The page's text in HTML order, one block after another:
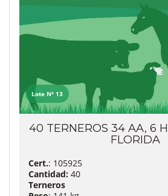
Lote Nº 13
40 TERNEROS 34 AA, 6
FLORIDA
Cert.: 105925
Cantidad: 40
Terneros